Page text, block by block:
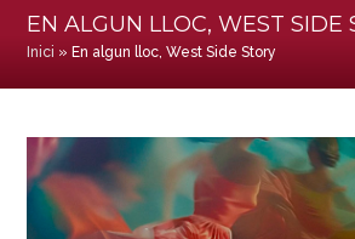
EN ALGUN LLOC, WEST SIDE
Inici » En algun lloc, West Side Story